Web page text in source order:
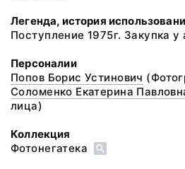
Легенда, история
Поступление 1975г. Закупка у
Персоналии
Попов Борис Устинович
Соломенко Екатерина
лица)
Коллекция
Фотонегатека